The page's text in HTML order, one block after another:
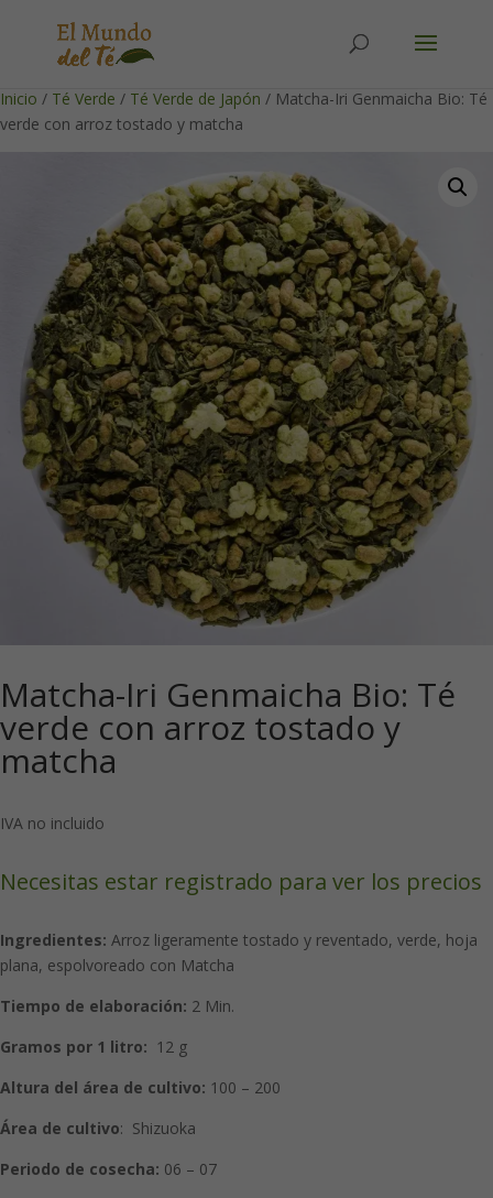
Inicio / Té Verde / Té Verde de Japón / Matcha-Iri Genmaicha Bio: Té
verde con arroz tostado y matcha
Matcha-Iri Genmaicha Bio: Té
verde con arroz tostado y
matcha
IVA no incluido
Necesitas estar registrado para ver los precios
Ingredientes: Arroz ligeramente tostado y reventado, verde, hoja
plana, espolvoreado con Matcha
Tiempo de elaboración: 2 Min.
Gramos por 1 litro: 12 g
Altura del área de cultivo: 100 – 200
Área de cultivo: Shizuoka
Periodo de cosecha: 06 – 07